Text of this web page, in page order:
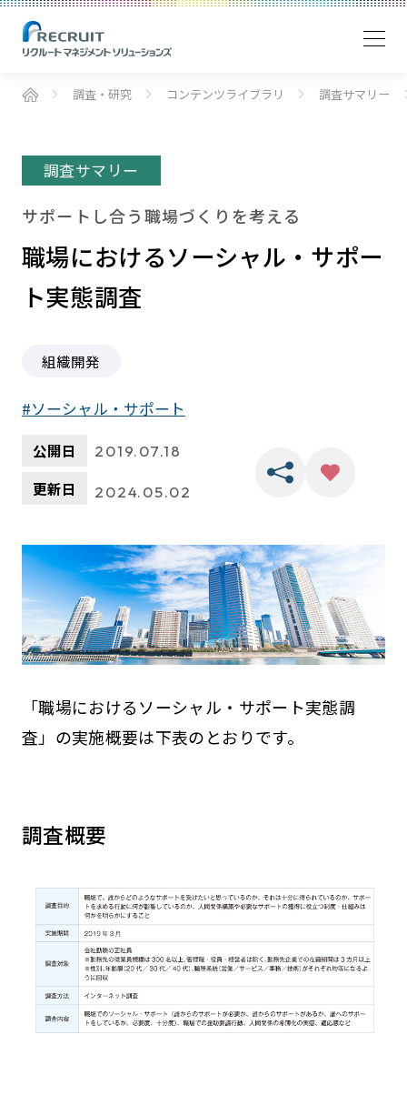
調査・研究 コンテンツライブラリ 調査サマリー
調査サマリー
サポートし合う職場づくりを考える
職場におけるソーシャル・サポー
ト実態調査
組織開発
ソーシャル・サポート
公開日 2019.07.18
更新日 2024.05.02
「職場におけるソーシャル・サポート実態調
査」の実施概要は下表のとおりです。
調査概要